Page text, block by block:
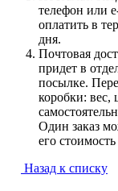
телефон или
оплатить в
дня.
Почтовая
придет в
посылке.
коробки: вес,
Один заказ
его
Назад к списку